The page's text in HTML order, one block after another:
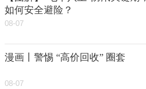
如何安全避险？
08-07
漫画丨警惕 “高价回收” 圈套
08-07